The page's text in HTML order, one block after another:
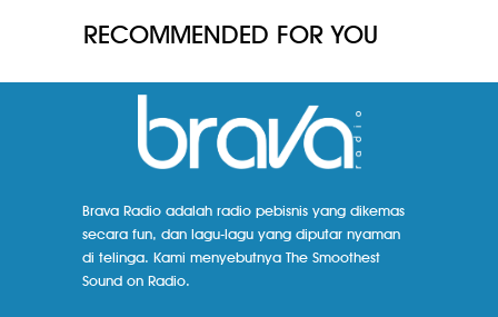
RECOMMENDED FOR YOU
Brava Radio adalah radio pebisnis yang dikemas
secara fun, dan lagu-lagu yang diputar nyaman
di telinga. Kami menyebutnya The Smoothest
Sound on Radio.